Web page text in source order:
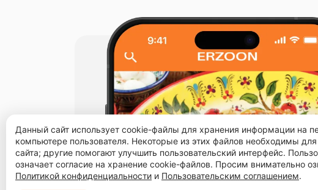
Данный сайт использует cookie-файлы для хранения информации на
компьютере пользователя. Некоторые из этих файлов необходимы
сайта; другие помогают улучшить пользовательский интерфейс.
означает согласие на хранение cookie-файлов. Просим внимательно
Политикой конфиденциальности и Пользовательским соглашением.